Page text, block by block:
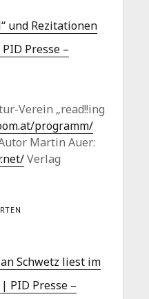
und Rezitationen
Presse –
Verein „read!!ing
programm/
Martin Auer:
Verlag
Schwetz liest im
PID Presse –